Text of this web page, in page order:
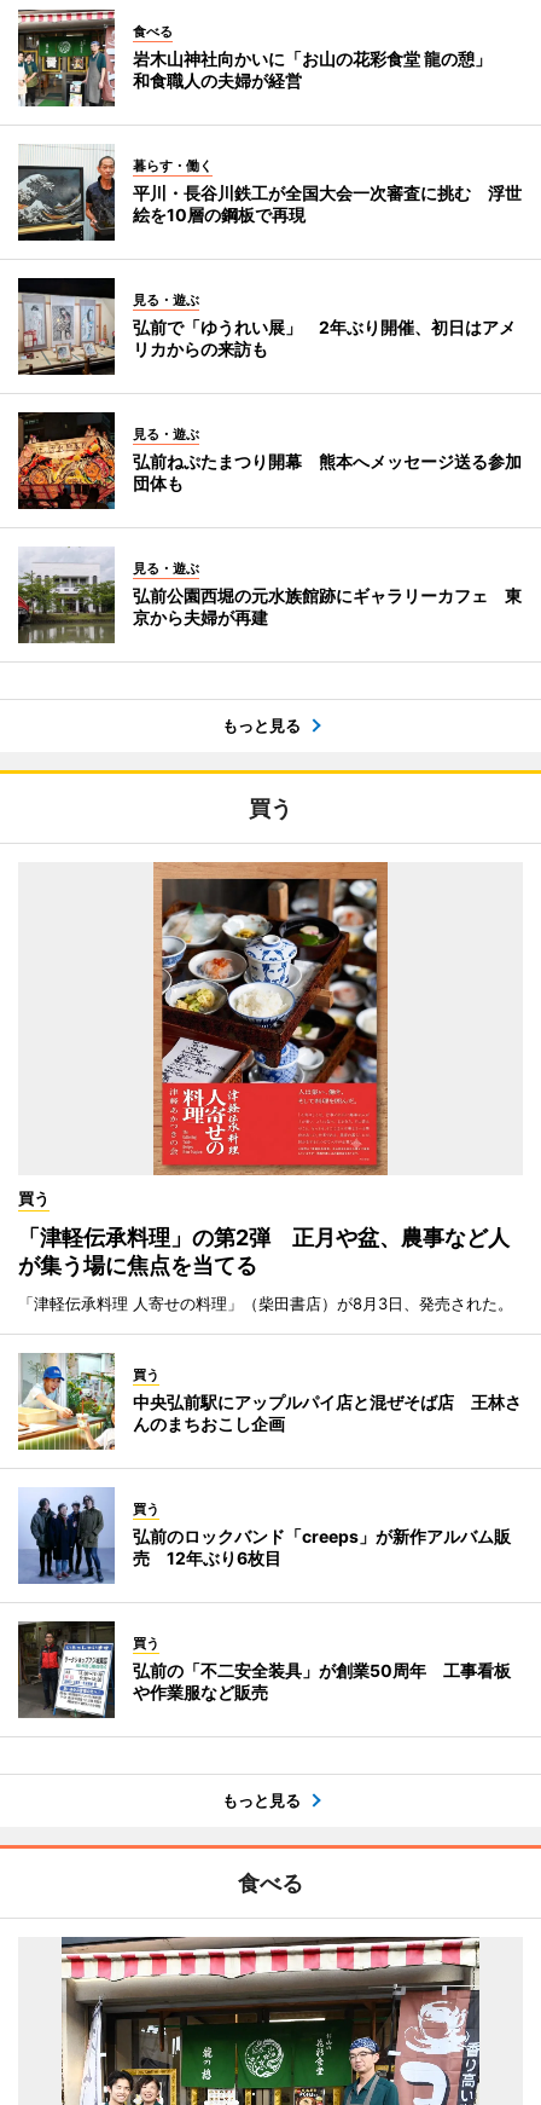
食べる
岩木山神社向かいに「お山の花彩食堂 龍の憩」
和食職人の夫婦が経営
暮らす・働く
平川・長谷川鉄工が全国大会一次審査に挑む 浮世
絵を10層の鋼板で再現
見る・遊ぶ
弘前で「ゆうれい展」 2年ぶり開催、初日はアメ
リカからの来訪も
見る・遊ぶ
弘前ねぷたまつり開幕 熊本へメッセージ送る参加
団体も
見る・遊ぶ
弘前公園西堀の元水族館跡にギャラリーカフェ 東
京から夫婦が再建
もっと見る
買う
買う
「津軽伝承料理」の第2弾 正月や盆、農事など人
が集う場に焦点を当てる
「津軽伝承料理 人寄せの料理」（柴田書店）が8月3日、発売された。
買う
中央弘前駅にアップルパイ店と混ぜそば店 王林さ
んのまちおこし企画
買う
弘前のロックバンド「creeps」が新作アルバム販
売 12年ぶり6枚目
買う
弘前の「不二安全装具」が創業50周年 工事看板
や作業服など販売
もっと見る
食べる